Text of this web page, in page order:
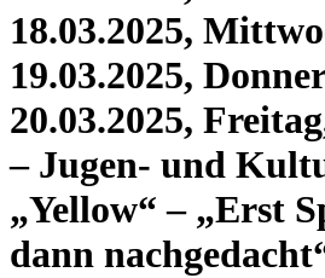
18.03.2025,
19.03.2025,
20.03.2025,
– Jugen- und
„Yellow“ – „Erst
dann